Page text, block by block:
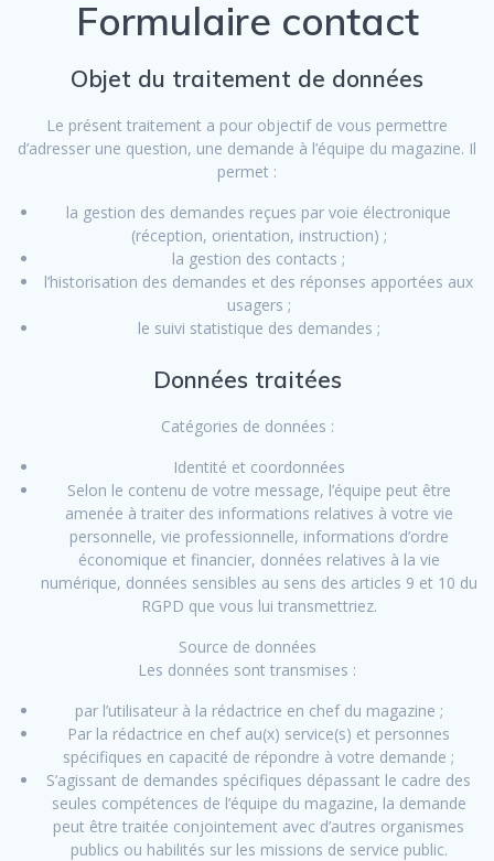
Formulaire contact
Objet du traitement de données
Le présent traitement a pour objectif de vous permettre
d’adresser une question, une demande à l’équipe du magazine. Il
permet :
la gestion des demandes reçues par voie électronique
(réception, orientation, instruction) ;
la gestion des contacts ;
l’historisation des demandes et des réponses apportées aux
usagers ;
le suivi statistique des demandes ;
Données traitées
Catégories de données :
Identité et coordonnées
Selon le contenu de votre message, l’équipe peut être
amenée à traiter des informations relatives à votre vie
personnelle, vie professionnelle, informations d’ordre
économique et financier, données relatives à la vie
numérique, données sensibles au sens des articles 9 et 10 du
RGPD que vous lui transmettriez.
Source de données
Les données sont transmises :
par l’utilisateur à la rédactrice en chef du magazine ;
Par la rédactrice en chef au(x) service(s) et personnes
spécifiques en capacité de répondre à votre demande ;
S’agissant de demandes spécifiques dépassant le cadre des
seules compétences de l’équipe du magazine, la demande
peut être traitée conjointement avec d’autres organismes
publics ou habilités sur les missions de service public.